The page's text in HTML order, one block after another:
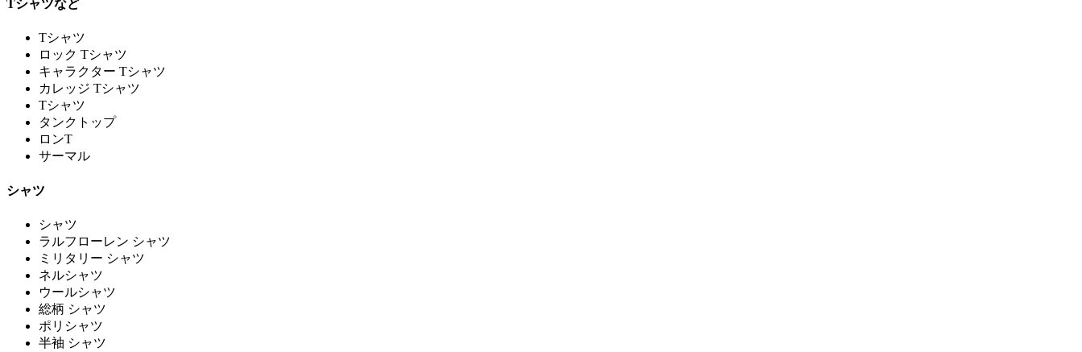
Tシャツなど
Tシャツ
ロック Tシャツ
キャラクター Tシャツ
カレッジ Tシャツ
Tシャツ
タンクトップ
ロンT
サーマル
シャツ
シャツ
ラルフローレン シャツ
ミリタリー シャツ
ネルシャツ
ウールシャツ
総柄 シャツ
ポリシャツ
半袖 シャツ